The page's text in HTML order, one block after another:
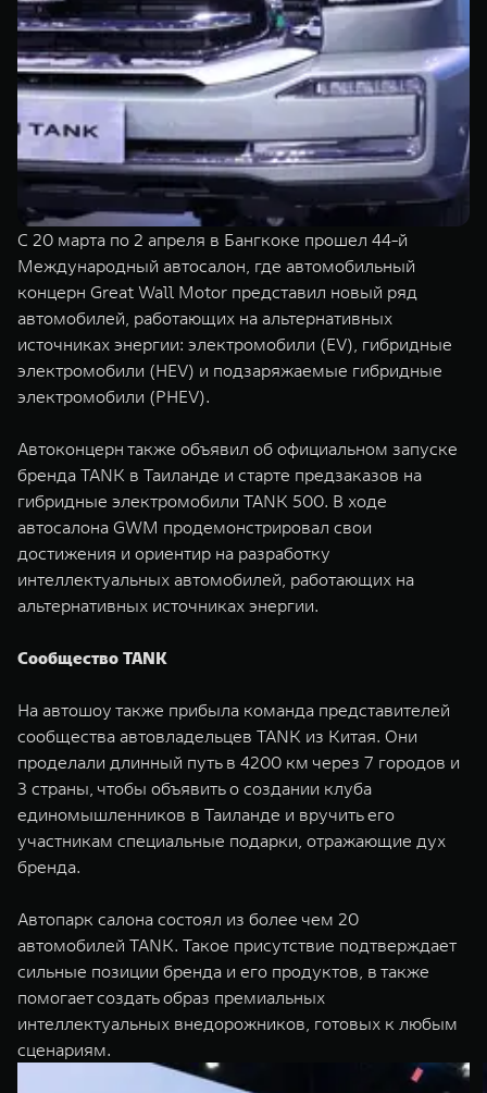
TANK 500
Веди за собой
от 6 499 000 ₽
TANK 700
Сила
от 10 199
WEY 07
Расширяя границы комфорта
от 6 149 000 ₽
WEY 05
WEY 80
Масштаб возможностей
от 6 449 000 ₽
Масштаб
от 8 099
TANK Финансы
Корпоративным клиентам
TANK ФИНАНСЫ
TANK Кредит
TANK Лизинг
TANK Страхование
Сервис
Специальные предложения
Моторные масла
ЦИФРОВЫЕ СЕРВИСЫ TANK
Цифровые сервисы TANK
Подписки
С 20 марта по 2 апреля в Бангкоке прошел 44-й
Международный автосалон, где автомобильный
концерн Great Wall Motor представил новый ряд
автомобилей, работающих на альтернативных
источниках энергии: электромобили (EV), гибридные
электромобили (HEV) и подзаряжаемые гибридные
электромобили (PHEV).
Автоконцерн также объявил об официальном запуске
бренда TANK в Таиланде и старте предзаказов на
гибридные электромобили TANK 500. В ходе
автосалона GWM продемонстрировал свои
достижения и ориентир на разработку
интеллектуальных автомобилей, работающих на
альтернативных источниках энергии.
Сообщество TANK
На автошоу также прибыла команда представителей
сообщества автовладельцев TANK из Китая. Они
проделали длинный путь в 4200 км через 7 городов и
3 страны, чтобы объявить о создании клуба
единомышленников в Таиланде и вручить его
участникам специальные подарки, отражающие дух
бренда.
Автопарк салона состоял из более чем 20
автомобилей TANK. Такое присутствие подтверждает
сильные позиции бренда и его продуктов, в также
помогает создать образ премиальных
интеллектуальных внедорожников, готовых к любым
сценариям.